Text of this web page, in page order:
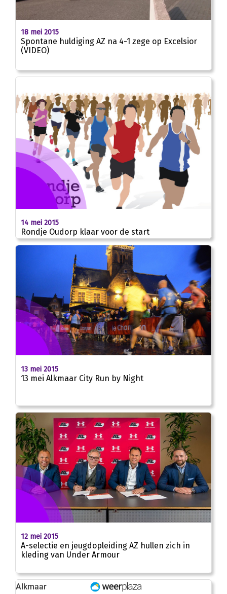
18 mei 2015
Spontane huldiging AZ na 4-1 zege op Excelsior
(VIDEO)
14 mei 2015
Rondje Oudorp klaar voor de start
13 mei 2015
13 mei Alkmaar City Run by Night
12 mei 2015
A-selectie en jeugdopleiding AZ hullen zich in
kleding van Under Armour